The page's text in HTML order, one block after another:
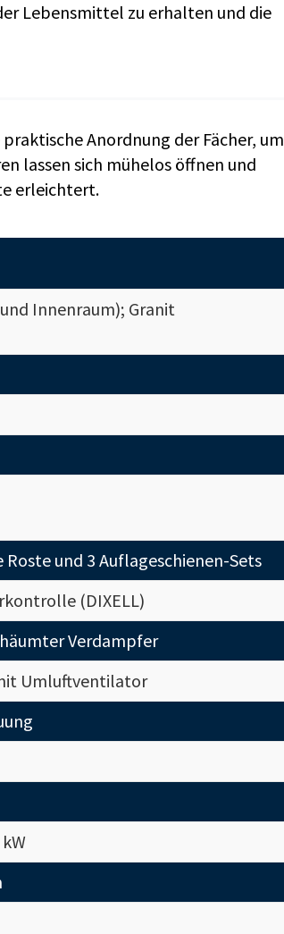
Lebensmittel zu erhalten und die
Anordnung der Fächer, um
lassen sich mühelos öffnen und
erleichtert.
Innenraum); Granit
und 3 Auflageschienen-Sets
(DIXELL)
Verdampfer
Umluftventilator